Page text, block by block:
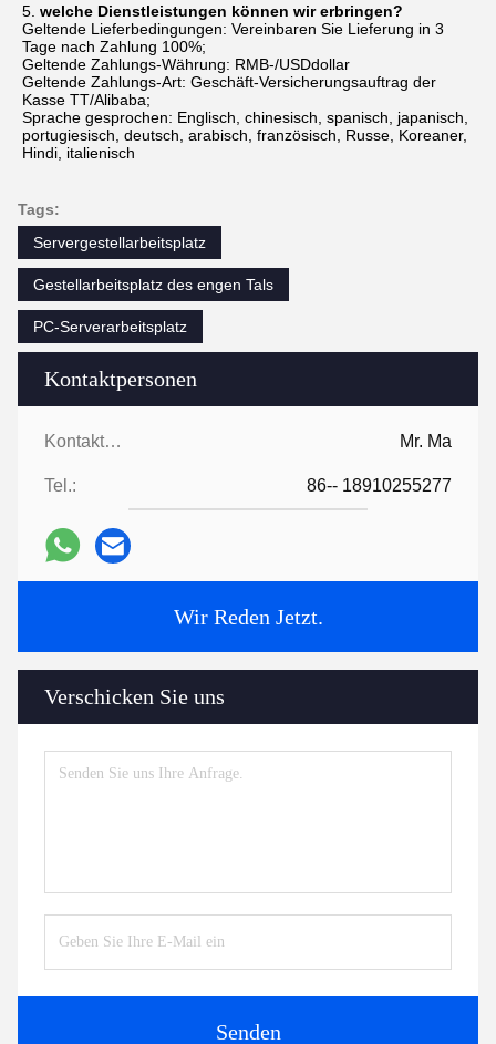
Kontaktpersonen
Kontaktpersonen: Mr. Ma
Tel.: 86-- 18910255277
Wir Reden Jetzt.
Verschicken Sie uns
Senden
5. welche Dienstleistungen können wir erbringen?
Geltende Lieferbedingungen: Vereinbaren Sie Lieferung in 3
Tage nach Zahlung 100%;
Geltende Zahlungs-Währung: RMB-/USDdollar
Geltende Zahlungs-Art: Geschäft-Versicherungsauftrag der
Kasse TT/Alibaba;
Sprache gesprochen: Englisch, chinesisch, spanisch, japanisch,
portugiesisch, deutsch, arabisch, französisch, Russe, Koreaner,
Hindi, italienisch
Tags:
Servergestellarbeitsplatz
Gestellarbeitsplatz des engen Tals
PC-Serverarbeitsplatz